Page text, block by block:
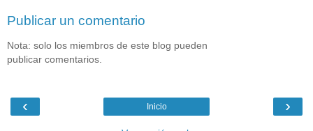
Publicar un comentario
Nota: solo los miembros de este blog pueden
publicar comentarios.
‹ ›
Inicio